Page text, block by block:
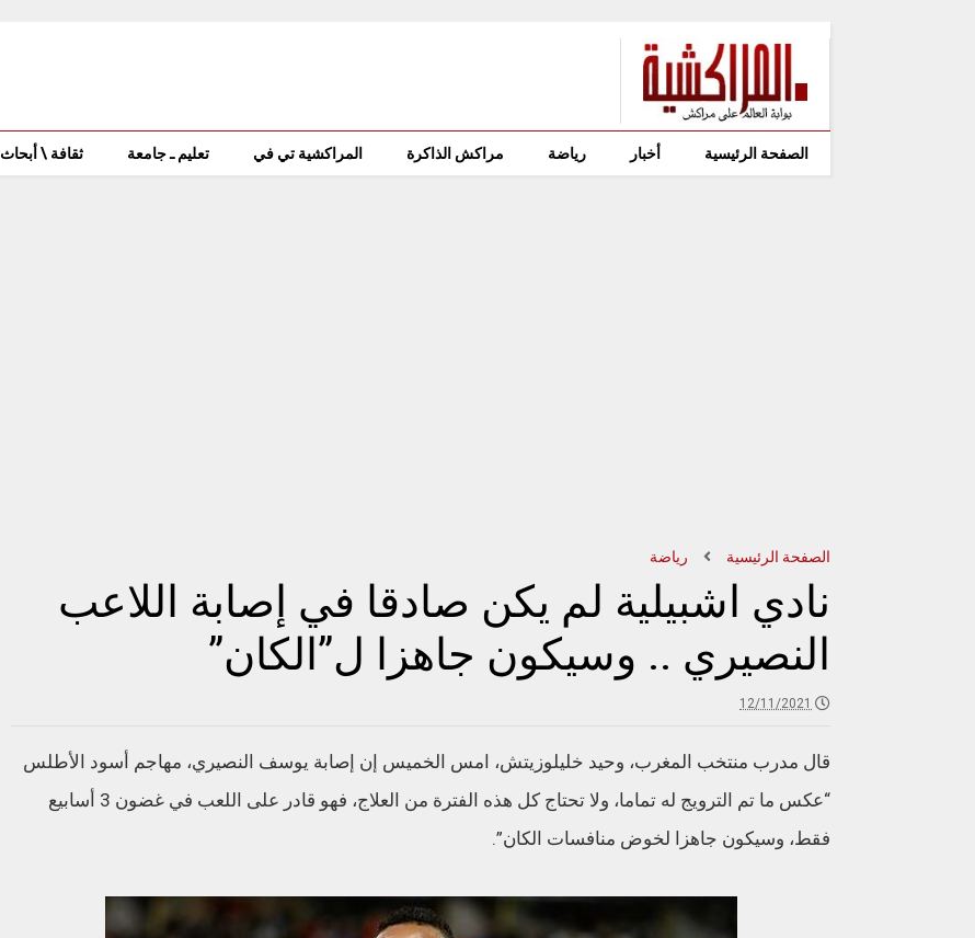
الصفحة الرئيسية أخبار رياضة مراكش الذاكرة المراكشية تي في تعليم ـ جامعة ثقافة \ أبحاث
الصفحة الرئيسية رياضة
نادي اشبيلية لم يكن صادقا في إصابة اللاعب
النصيري .. وسيكون جاهزا ل”الكان”
12/11/2021
قال مدرب منتخب المغرب، وحيد خليلوزيتش، امس الخميس إن إصابة يوسف النصيري، مهاجم أسود الأطلس
“عكس ما تم الترويج له تماما، ولا تحتاج كل هذه الفترة من العلاج، فهو قادر على اللعب في غضون 3 أسابيع
فقط، وسيكون جاهزا لخوض منافسات الكان”.